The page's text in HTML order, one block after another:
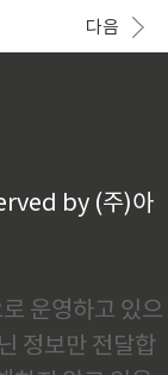
다음
by (주)아
운영하고 있으
정보만 전달합